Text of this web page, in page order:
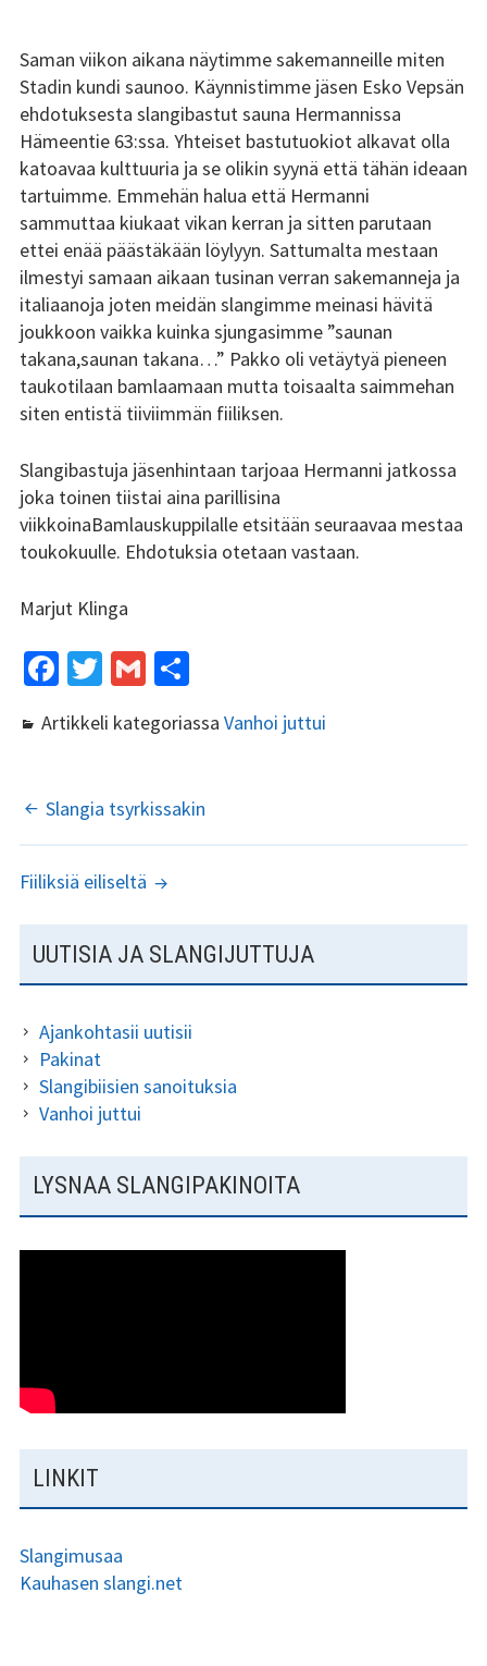
Tsilari 2012
Stadin Friidut ja Stadin
Kundit
Stadin Friidut ja Stadin
Kundit
Kundi ja Friidu 2015
Kundi ja Friidu 2016
Kundi ja Friidu 2017
Kundi ja Friidu 2018
Lafka
Yhteystiedot
Saman viikon aikana näytimme sakemanneille miten
Stadin kundi saunoo. Käynnistimme jäsen Esko Vepsän
ehdotuksesta slangibastut sauna Hermannissa
Hämeentie 63:ssa. Yhteiset bastutuokiot alkavat olla
katoavaa kulttuuria ja se olikin syynä että tähän ideaan
tartuimme. Emmehän halua että Hermanni
sammuttaa kiukaat vikan kerran ja sitten parutaan
ettei enää päästäkään löylyyn. Sattumalta mestaan
ilmestyi samaan aikaan tusinan verran sakemanneja ja
italiaanoja joten meidän slangimme meinasi hävitä
joukkoon vaikka kuinka sjungasimme ”saunan
takana,saunan takana…” Pakko oli vetäytyä pieneen
taukotilaan bamlaamaan mutta toisaalta saimmehan
siten entistä tiiviimmän fiiliksen.
Slangibastuja jäsenhintaan tarjoaa Hermanni jatkossa
joka toinen tiistai aina parillisina
viikkoinaBamlauskuppilalle etsitään seuraavaa mestaa
toukokuulle. Ehdotuksia otetaan vastaan.
Marjut Klinga
Fa
ce
b
o
k
T
wi
tt
G
ai
S
ar
Artikkeli kategoriassa Vanhoi juttui
ARTIKKELIEN
SELAUS
Slangia tsyrkissakin
Fiiliksiä eiliseltä
SIVUPALKKI
UUTISIA JA SLANGIJUTTUJA
Ajankohtasii uutisii
Pakinat
Slangibiisien sanoituksia
Vanhoi juttui
LYSNAA SLANGIPAKINOITA
LINKIT
Slangimusaa
Kauhasen slangi.net